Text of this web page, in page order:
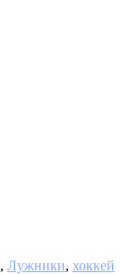
, Лужники, хоккей